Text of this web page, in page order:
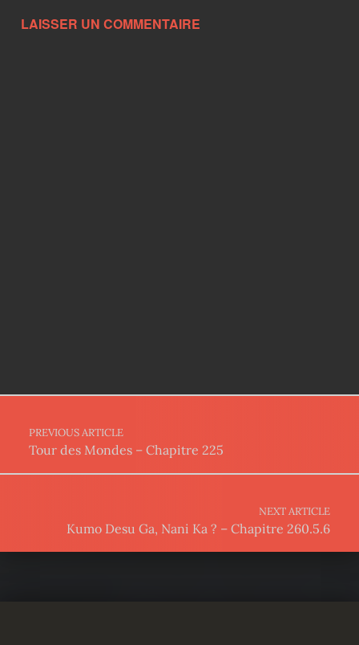
LAISSER UN COMMENTAIRE
Post navigation
PREVIOUS ARTICLE
Tour des Mondes – Chapitre 225
NEXT ARTICLE
Kumo Desu Ga, Nani Ka ? – Chapitre 260.5.6